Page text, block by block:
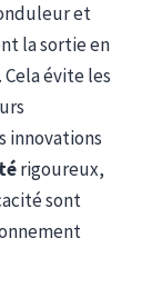
et
la sortie en
évite les
innovations
rigoureux,
sont